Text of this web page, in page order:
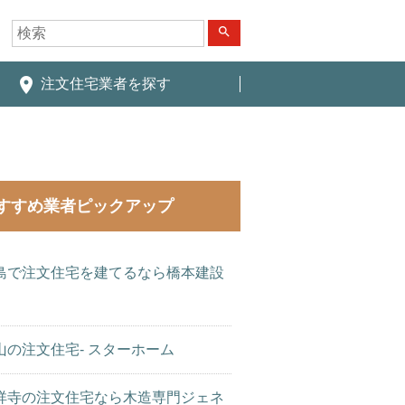
search
place 注文住宅業者を探す
すめ業者ピックアップ
で注文住宅を建てるなら橋本建設
の注文住宅- スターホーム
寺の注文住宅なら木造専門ジェネ